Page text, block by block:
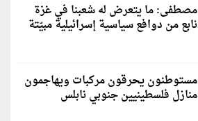
مصطفى: ما يتعرض له شعبنا في غزة
نابع من دوافع سياسية إسرائيلية مبيّتة
مستوطنون يحرقون مركبات ويهاجمون
منازل فلسطينيين جنوبي نابلس